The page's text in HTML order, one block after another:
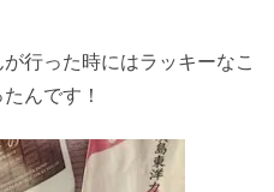
行った時にはラッキーなこ
んです！